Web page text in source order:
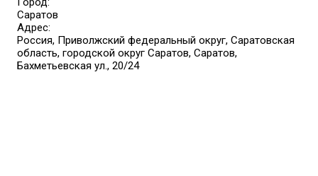
Саратов
Адрес:
Россия, Приволжский федеральный округ, Саратовская
область, городской округ Саратов, Саратов,
Бахметьевская ул., 20/24